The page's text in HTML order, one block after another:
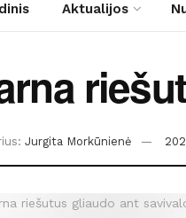
Aktualijos
Jurgita Morkūnienė